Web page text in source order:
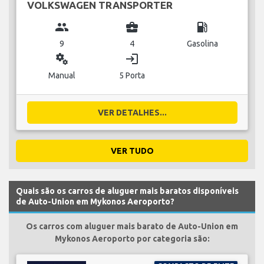
VOLKSWAGEN TRANSPORTER
group
9
business_center
4
local_gas_station
Gasolina
miscellaneous_services
Manual
login
5 Porta
VER DETALHES...
VER TUDO
Quais são os carros de aluguer mais baratos disponíveis
de Auto-Union em Mykonos Aeroporto?
Os carros com aluguer mais barato de Auto-Union em
Mykonos Aeroporto por categoria são: